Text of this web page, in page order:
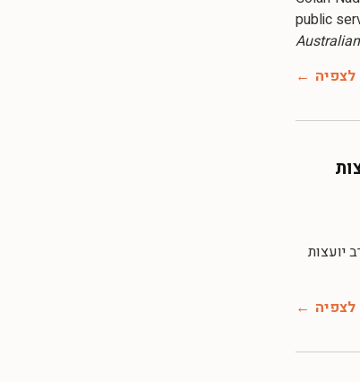
public
לצפיה
יועצות
לצפיה